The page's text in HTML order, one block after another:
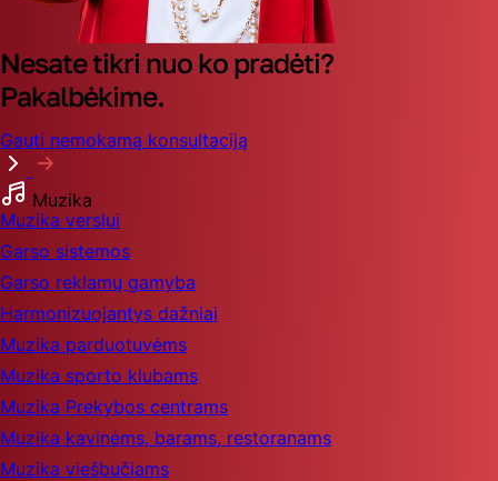
Nesate tikri nuo ko pradėti?
Pakalbėkime.
Gauti nemokamą konsultaciją
Muzika
Muzika verslui
Garso sistemos
Garso reklamų gamyba
Harmonizuojantys dažniai
Muzika parduotuvėms
Muzika sporto klubams
Muzika Prekybos centrams
Muzika kavinėms, barams, restoranams
Muzika viešbučiams